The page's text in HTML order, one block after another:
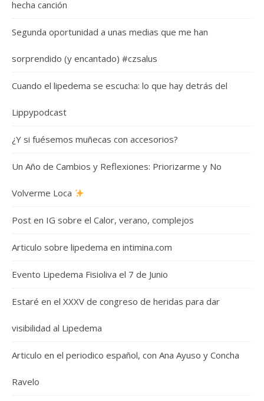
hecha canción
Segunda oportunidad a unas medias que me han
sorprendido (y encantado) #czsalus
Cuando el lipedema se escucha: lo que hay detrás del
Lippypodcast
¿Y si fuésemos muñecas con accesorios?
Un Año de Cambios y Reflexiones: Priorizarme y No
Volverme Loca
Post en IG sobre el Calor, verano, complejos
Articulo sobre lipedema en intimina.com
Evento Lipedema Fisioliva el 7 de Junio
Estaré en el XXXV de congreso de heridas para dar
visibilidad al Lipedema
Articulo en el periodico español, con Ana Ayuso y Concha
Ravelo